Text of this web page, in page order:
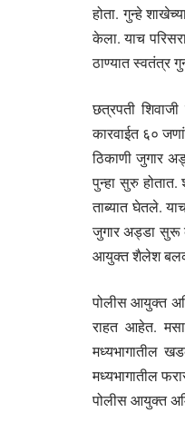
होता. गुन्हे
केला. याच
ठाण्यात स्वतंत्र
छत्रपती
कारवाईत ६०
ठिकाणी जुगार
पुन्हा सुरु
ताब्यात घेतले.
जुगार अड्डा सुरू
आयुक्त शैलेश
पोलीस आयुक्त
राहत आहेत.
मध्यभागातील
मध्यभागातील
पोलीस आयुक्त